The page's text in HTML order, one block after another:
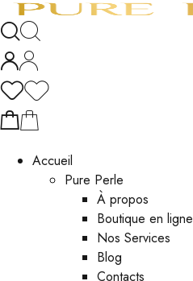
Accueil
Pure Perle
À propos
Boutique en ligne
Nos Services
Blog
Contacts